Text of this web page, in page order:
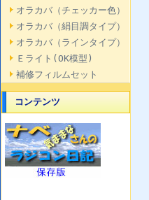
オラカバ（チェッカー色）
オラカバ（絹目調タイプ）
オラカバ（ラインタイプ）
Ｅライト(OK模型)
補修フィルムセット
コンテンツ